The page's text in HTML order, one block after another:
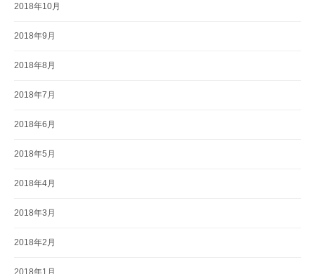
2018年10月
2018年9月
2018年8月
2018年7月
2018年6月
2018年5月
2018年4月
2018年3月
2018年2月
2018年1月